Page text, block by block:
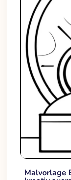
Malvorlage